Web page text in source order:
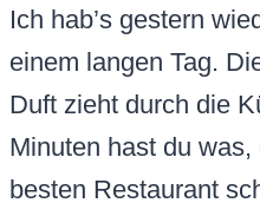
Ich hab’s gestern
einem langen Tag.
Duft zieht durch die
Minuten hast du
besten Restaurant